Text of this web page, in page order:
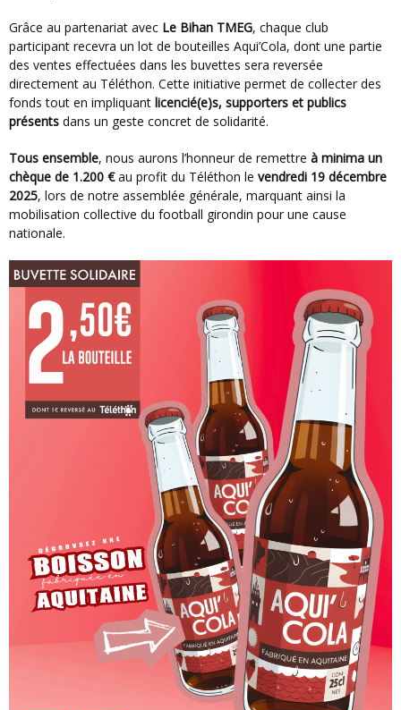
Grâce au partenariat avec Le Bihan TMEG, chaque club
participant recevra un lot de bouteilles Aqui’Cola, dont une partie
des ventes effectuées dans les buvettes sera reversée
directement au Téléthon. Cette initiative permet de collecter des
fonds tout en impliquant licencié(e)s, supporters et publics
présents dans un geste concret de solidarité.
Tous ensemble, nous aurons l’honneur de remettre à minima un
chèque de 1.200 €au profit du Téléthon le vendredi 19 décembre
2025, lors de notre assemblée générale, marquant ainsi la
mobilisation collective du football girondin pour une cause
nationale.